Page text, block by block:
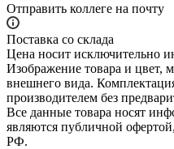
Отправить коллеге на почту
Поставка со склада
Цена носит исключительно
Изображение товара и цвет,
внешнего вида.
производителем без
Все данные товара носят
являются публичной
РФ.